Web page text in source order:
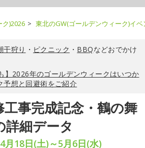
)2026 東北のGW(ゴールデンウィーク)イ
干狩り ・ ピクニック ・ BBQなどおでかけ
】2026年のゴールデンウィークはいつか
予想と回避術をご紹介
事完成記念・鶴の舞
細データ
月18日(土)～5月6日(水)